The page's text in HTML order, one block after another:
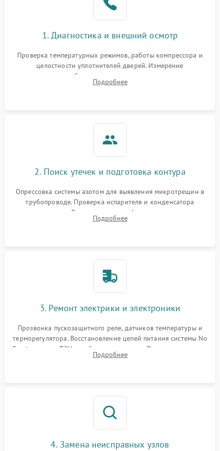
1. Диагностика и внешний осмотр
Проверка температурных режимов, работы компрессора и
целостности уплотнителей дверей. Измерение
сопротивления обмоток мотора, проверка термостата и
считывание кодов ошибок с электронного дисплея.
Подробнее
2. Поиск утечек и подготовка контура
Опрессовка системы азотом для выявления микротрещин в
трубопроводе. Проверка испарителя и конденсатора
течеискателем. Демонтаж старого фильтра-осушителя и
продувка капиллярной трубки для устранения засоров.
Подробнее
3. Ремонт электрики и электроники
Прозвонка пускозащитного реле, датчиков температуры и
терморегулятора. Восстановление цепей питания системы No
Frost, включая ТЭН оттайки и вентилятор. Ремонт или замена
платы управления при сбоях алгоритмов.
Подробнее
4. Замена неисправных узлов